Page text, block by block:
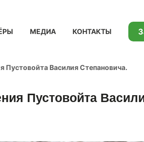
МЕДИА КОНТАКТЫ
Пустовойта Василия Степановича.
Пустовойта